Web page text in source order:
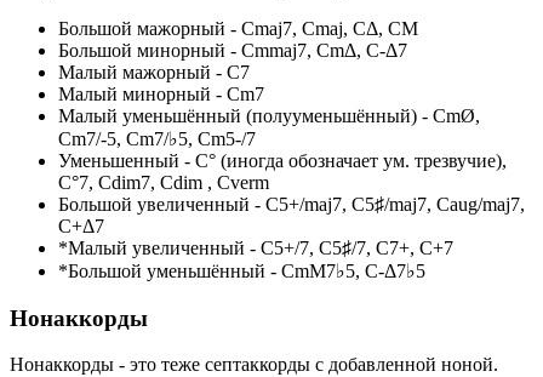
Большой мажорный - Cmaj7, Cmaj, CΔ, CM
Большой минорный - Cmmaj7, CmΔ, C-Δ7
Малый мажорный - C7
Малый минорный - Cm7
Малый уменьшённый (полууменьшённый) - CmØ,
Cm7/-5, Cm7/♭5, Cm5-/7
Уменьшенный - C° (иногда обозначает ум. трезвучие),
C°7, Cdim7, Cdim , Cverm
Большой увеличенный - C5+/maj7, C5♯/maj7, Сaug/maj7,
C+Δ7
*Малый увеличенный - C5+/7, C5♯/7, C7+, C+7
*Большой уменьшённый - СmM7♭5, C-Δ7♭5
Нонаккорды
Нонаккорды - это теже септаккорды с добавленной ноной.